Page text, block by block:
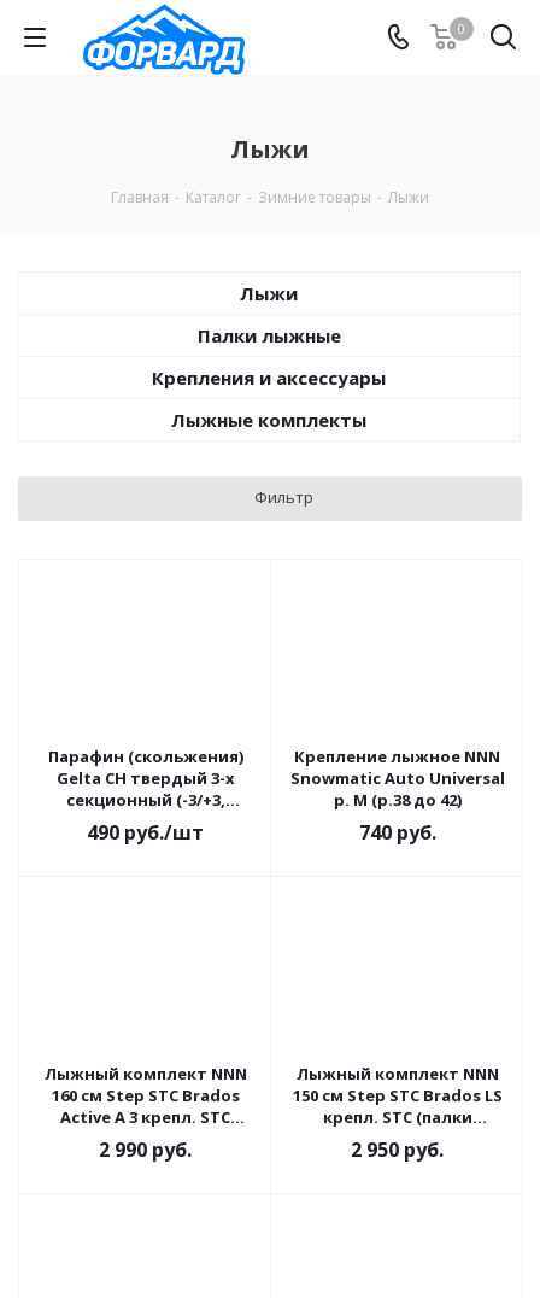
0
Лыжи
Главная - Каталог - Зимние товары - Лыжи
Лыжи
Палки лыжные
Крепления и аксессуары
Лыжные комплекты
Фильтр
Парафин (скольжения)
Gelta CH твердый 3-х
секционный (-3/+3,
-1/-6,-7/-12) 60 г.
490 руб./шт
Крепление лыжное NNN
Snowmatic Auto Universal
р. М (р.38 до 42)
740руб.
Лыжный комплект NNN
160 см Step STC Brados
Active A 3 крепл. STC
(палки стеклопластик)
2 990 руб.
Лыжный комплект NNN
150 см Step STC Brados LS
крепл. STC (палки
стеклопластик)
2 950 руб.